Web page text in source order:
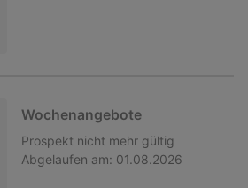
Wochenangebote
Prospekt nicht mehr gültig
Abgelaufen am: 01.08.2026